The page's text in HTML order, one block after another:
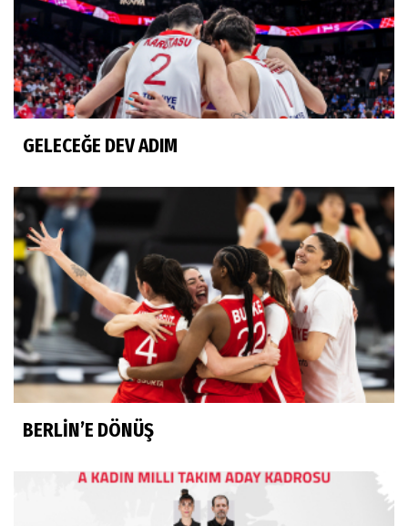
GELECEĞE DEV ADIM
BERLİN’E DÖNÜŞ